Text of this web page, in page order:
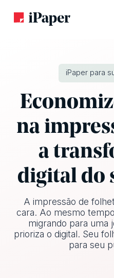
iPaper para
na
a
digital do
A impressão de
cara. Ao mesmo
migrando para uma
prioriza o digital. Seu
para seu